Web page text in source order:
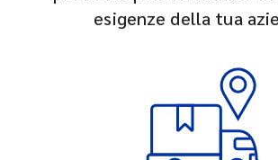
esigenze della tua